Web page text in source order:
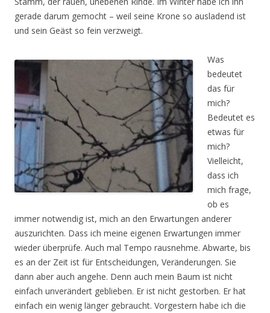
gerade darum gemocht – weil seine Krone so ausladend ist
und sein Geäst so fein verzweigt.
Was
bedeutet
das für
mich?
Bedeutet es
etwas für
mich?
Vielleicht,
dass ich
mich frage,
ob es
immer notwendig ist, mich an den Erwartungen anderer
auszurichten. Dass ich meine eigenen Erwartungen immer
wieder überprüfe. Auch mal Tempo rausnehme. Abwarte, bis
es an der Zeit ist für Entscheidungen, Veränderungen. Sie
dann aber auch angehe. Denn auch mein Baum ist nicht
einfach unverändert geblieben. Er ist nicht gestorben. Er hat
einfach ein wenig länger gebraucht. Vorgestern habe ich die